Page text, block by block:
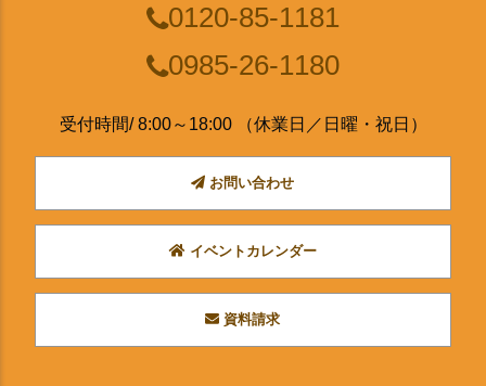
0120-85-1181
0985-26-1180
受付時間/ 8:00～18:00 （休業日／日曜・祝日）
お問い合わせ
イベントカレンダー
資料請求